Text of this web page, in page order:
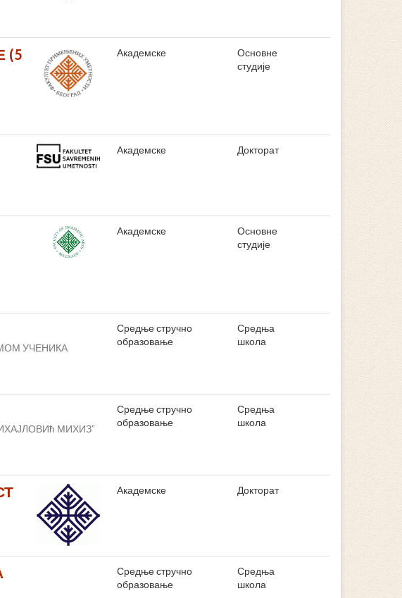
(5
Академске
Основне
студије
Академске Докторат
Академске
Основне
студије
УЧЕНИКА
Средње стручно
образовање
Средња
школа
МИХИЗ”
Средње стручно
образовање
Средња
школа
Академске Докторат
Средње стручно
образовање
Средња
школа